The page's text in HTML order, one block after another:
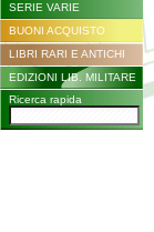
SERIE VARIE
BUONI ACQUISTO
LIBRI RARI E ANTICHI
EDIZIONI LIB. MILITARE
Ricerca rapida